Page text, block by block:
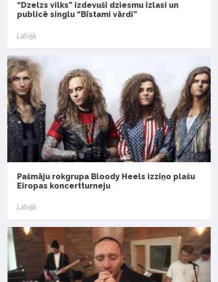
“Dzelzs vilks” izdevuši dziesmu izlasi un
publicē singlu “Bīstami vārdi”
Latvijā
Pašmāju rokgrupa Bloody Heels izziņo plašu
Eiropas koncertturneju
Latvijā